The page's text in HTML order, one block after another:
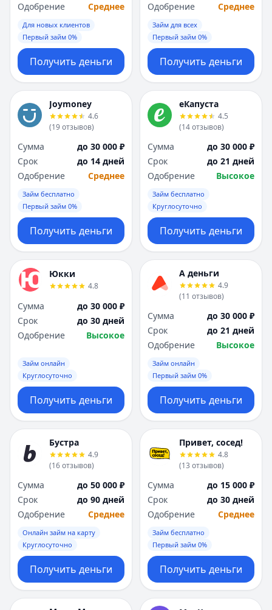
Одобрение
Среднее
Для новых клиентов
Первый займ 0%
Получить деньги
Одобрение
Среднее
Займ для всех
Первый займ 0%
Получить деньги
Joymoney
4.6
(19отзывов)
Сумма
до 30 000 ₽
Срок
до 14 дней
Одобрение
Среднее
Займ бесплатно
Первый займ 0%
Получить деньги
еКапуста
4.5
(14отзывов)
Сумма
до 30 000 ₽
Срок
до 21 дней
Одобрение
Высокое
Займ бесплатно
Круглосуточно
Получить деньги
Юкки
4.8
Сумма
до 30 000 ₽
Срок
до 30 дней
Одобрение
Высокое
Займ онлайн
Круглосуточно
Получить деньги
А деньги
4.9
(11 отзывов)
Сумма
до 30 000 ₽
Срок
до 21 дней
Одобрение
Высокое
Займ онлайн
Первый займ 0%
Получить деньги
Бустра
4.9
(16отзывов)
Сумма
до 50 000 ₽
Срок
до 90 дней
Одобрение
Среднее
Онлайн займ на карту
Круглосуточно
Получить деньги
Привет, сосед!
4.8
(13 отзывов)
Сумма
до 15 000 ₽
Срок
до 30 дней
Одобрение
Среднее
Займ бесплатно
Первый займ 0%
Получить деньги